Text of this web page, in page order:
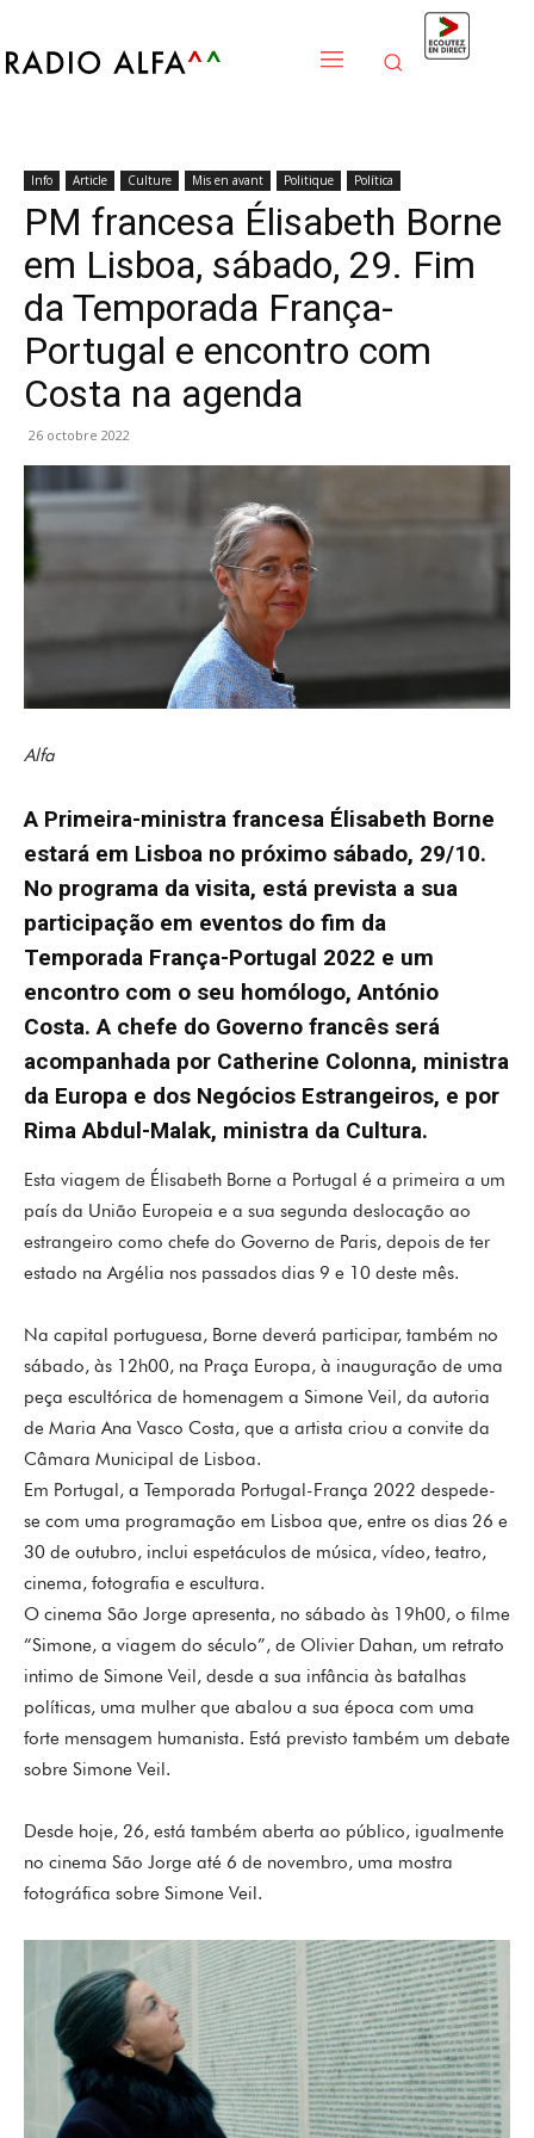
Info Article Culture Mis en avant Politique Política
PM francesa Élisabeth Borne
em Lisboa, sábado, 29. Fim
da Temporada França-
Portugal e encontro com
Costa na agenda
26 octobre 2022
Alfa
A Primeira-ministra francesa Élisabeth Borne
estará em Lisboa no próximo sábado, 29/10.
No programa da visita, está prevista a sua
participação em eventos do fim da
Temporada França-Portugal 2022 e um
encontro com o seu homólogo, António
Costa. A chefe do Governo francês será
acompanhada por Catherine Colonna, ministra
da Europa e dos Negócios Estrangeiros, e por
Rima Abdul-Malak, ministra da Cultura.
Esta viagem de Élisabeth Borne a Portugal é a primeira a um
país da União Europeia e a sua segunda deslocação ao
estrangeiro como chefe do Governo de Paris, depois de ter
estado na Argélia nos passados dias 9 e 10 deste mês.
Na capital portuguesa, Borne deverá participar, também no
sábado, às 12h00, na Praça Europa, à inauguração de uma
peça escultórica de homenagem a Simone Veil, da autoria
de Maria Ana Vasco Costa, que a artista criou a convite da
Câmara Municipal de Lisboa.
Em Portugal, a Temporada Portugal-França 2022 despede-
se com uma programação em Lisboa que, entre os dias 26 e
30 de outubro, inclui espetáculos de música, vídeo, teatro,
cinema, fotografia e escultura.
O cinema São Jorge apresenta, no sábado às 19h00, o filme
“Simone, a viagem do século”, de Olivier Dahan, um retrato
intimo de Simone Veil, desde a sua infância às batalhas
políticas, uma mulher que abalou a sua época com uma
forte mensagem humanista. Está previsto também um debate
sobre Simone Veil.
Desde hoje, 26, está também aberta ao público, igualmente
no cinema São Jorge até 6 de novembro, uma mostra
fotográfica sobre Simone Veil.